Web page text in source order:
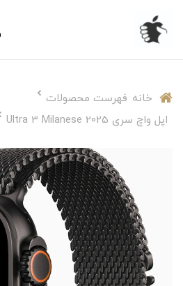
خانه فهرست محصولات
اپل واچ سری Ultra 3 Milanese 2025